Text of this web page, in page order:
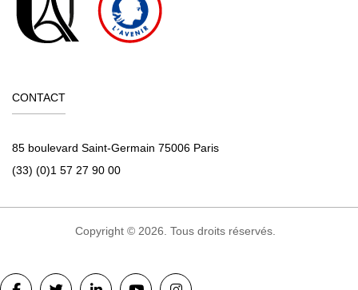
CONTACT
85 boulevard Saint-Germain 75006 Paris
(33) (0)1 57 27 90 00
Copyright © 2026. Tous droits réservés.